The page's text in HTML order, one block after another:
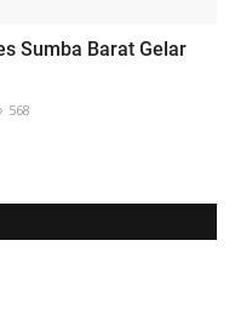
Sumba Barat Gelar
568